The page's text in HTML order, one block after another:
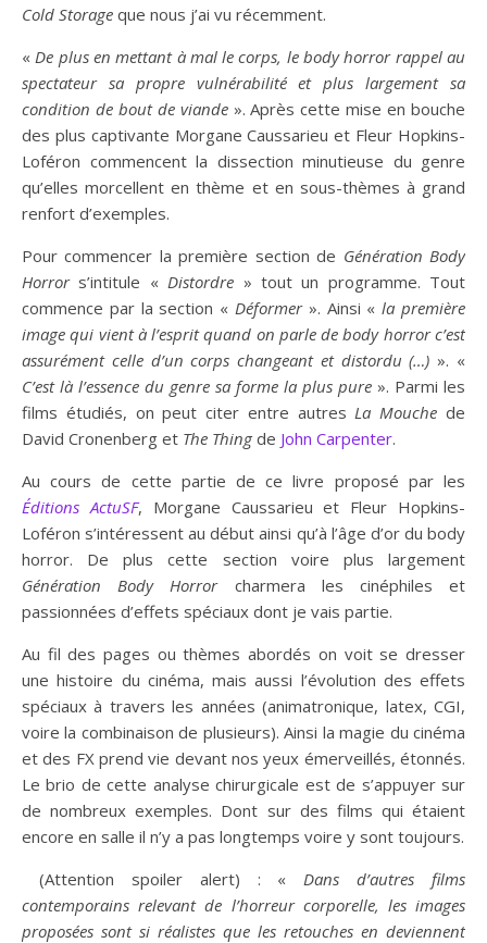
Cold Storage que nous j’ai vu récemment.
«De plus en mettant à mal le corps, le body horror rappel au
spectateur sa propre vulnérabilité et plus largement sa
condition de bout de viande ». Après cette mise en bouche
des plus captivante Morgane Caussarieu et Fleur Hopkins-
Loféron commencent la dissection minutieuse du genre
qu’elles morcellent en thème et en sous-thèmes à grand
renfort d’exemples.
Pour commencer la première section de Génération Body
Horrors’intitule «Distordre » tout un programme. Tout
commence par la section « Déformer». Ainsi «la première
image qui vient à l’esprit quand on parle de body horror c’est
assurément celle d’un corps changeant et distordu (…) ». «
C’est là l’essence du genre sa forme la plus pure ». Parmi les
films étudiés, on peut citer entre autresLa Mouche de
David Cronenberg et The Thingde John Carpenter.
Au cours de cette partie de ce livre proposé par les
Éditions ActuSF, Morgane Caussarieu et Fleur Hopkins-
Loféron s’intéressent au début ainsi qu’à l’âge d’or du body
horror. De plus cette section voire plus largement
Génération Body Horror charmera les cinéphiles et
passionnées d’effets spéciaux dont je vais partie.
Au fil des pages ou thèmes abordés on voit se dresser
une histoire du cinéma, mais aussi l’évolution des effets
spéciaux à travers les années (animatronique, latex, CGI,
voire la combinaison de plusieurs). Ainsi la magie du cinéma
et des FX prend vie devant nos yeux émerveillés, étonnés.
Le brio de cette analyse chirurgicale est de s’appuyer sur
de nombreux exemples. Dont sur des films qui étaient
encore en salle il n’y a pas longtemps voire y sont toujours.
(Attention spoiler alert) : «Dans d’autres films
contemporains relevant de l’horreur corporelle, les images
proposées sont si réalistes que les retouches en deviennent